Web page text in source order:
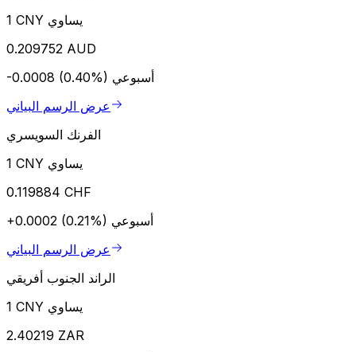
1 CNY يساوي
0.209752 AUD
-0.0008 (0.40%) أسبوعي
عرض الرسم البياني
الفرنك السويسري
1 CNY يساوي
0.119884 CHF
+0.0002 (0.21%) أسبوعي
عرض الرسم البياني
الراند الجنوب أفريقي
1 CNY يساوي
2.40219 ZAR